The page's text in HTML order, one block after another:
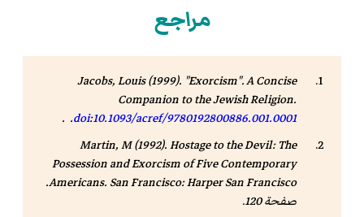
مراجع
Jacobs, Louis (1999). "Exorcism".A Concise
Companion to the Jewish Religion.
doi:10.1093/acref/9780192800886.001.0001
. .
Martin, M (1992).Hostage to the Devil: The
Possession and Exorcism of Five Contemporary
Americans
. San Francisco: Harper San Francisco.
صفحة 120.